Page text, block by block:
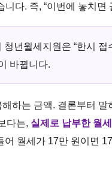
니다. 즉, “이번에 놓치
년월세지원은 “한시 접
바뀝니다.
하는 금액. 결론부터 말
다는, 실제로 납부한 월
어 월세가 17만 원이면